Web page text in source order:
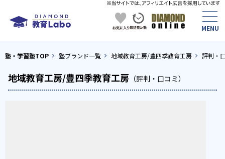
塾・学習塾TOP 塾ブランド一覧 地域教育工房/豊四季教育工房 評判・
地域教育工房/豊四季教育工房 （評判・口コミ）